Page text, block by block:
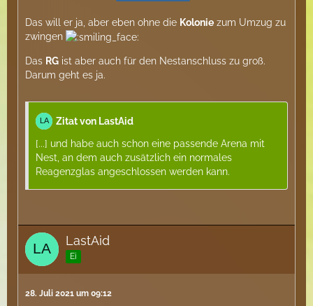
Das will er ja, aber eben ohne die Kolonie zum Umzug zu
zwingen
Das RG ist aber auch für den Nestanschluss zu groß.
Darum geht es ja.
Zitat von LastAid
[...] und habe auch schon eine passende Arena mit
Nest, an dem auch zusätzlich ein normales
Reagenzglas angeschlossen werden kann.
LastAid
Ei
28. Juli 2021 um 09:12